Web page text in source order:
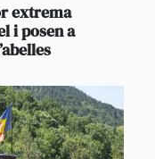
extrema
i posen a